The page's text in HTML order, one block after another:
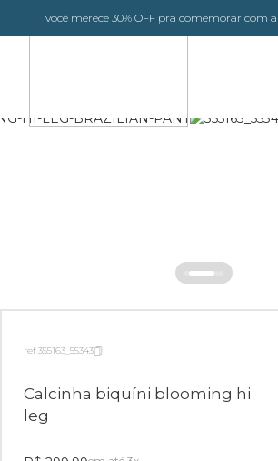
você merece 30% OFF pra comemorar com
ref 355163_55343
Calcinha biquíni blooming hi
leg